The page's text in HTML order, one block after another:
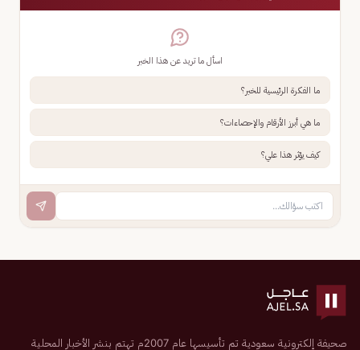
اسأل ما تريد عن هذا الخبر
ما الفكرة الرئيسية للخبر؟
ما هي أبرز الأرقام والإحصاءات؟
كيف يؤثر هذا علي؟
صحيفة إلكترونية سعودية تم تأسيسها عام 2007م تهتم بنشر الأخبار المحلية